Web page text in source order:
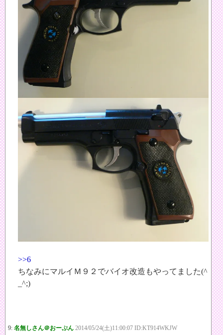
>>6
ちなみにマルイＭ９２でバイオ改造もやってました(^
_^;)
9: 名無しさん＠おーぷん 2014/05/24(土)11:00:07 ID:KT914WKJW